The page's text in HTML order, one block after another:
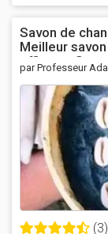
Savon de
Meilleur
efficace,
richesse,
savon de
pour bien
client.Tel/
par Professeur
(3)